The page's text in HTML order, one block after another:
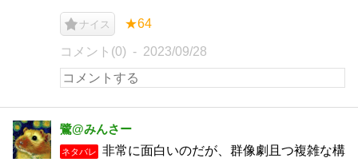
ナイス ★64
コメント(0) 2023/09/28
鷺@みんさー
ネタバレ
非常に面白いのだが、群像劇且つ複雑な構